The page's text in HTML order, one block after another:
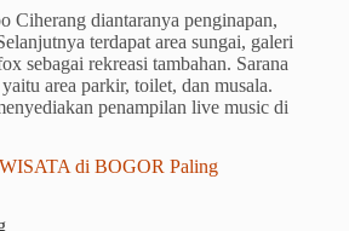
Ciherang diantaranya penginapan,
terdapat area sungai, galeri
sebagai rekreasi tambahan. Sarana
area parkir, toilet, dan musala.
penampilan live music di
di BOGOR Paling